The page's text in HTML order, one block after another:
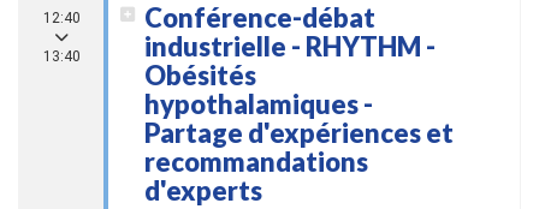
12:40
13:40
Conférence-débat
industrielle - RHYTHM -
Obésités
hypothalamiques -
Partage d'expériences et
recommandations
d'experts